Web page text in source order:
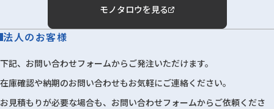
モノタロウを見る
法人のお客様
下記、お問い合わせフォームからご発注いただけます。
在庫確認や納期のお問い合わせもお気軽にご連絡ください。
お見積もりが必要な場合も、お問い合わせフォームからご依頼くださ